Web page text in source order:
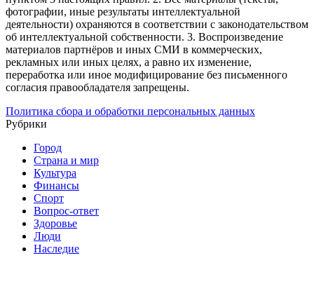
фотографии, иные результаты интеллектуальной
деятельности) охраняются в соответствии с законодательством
об интеллектуальной собственности. 3. Воспроизведение
материалов партнёров и иных СМИ в коммерческих,
рекламных или иных целях, а равно их изменение,
переработка или иное модифицирование без письменного
согласия правообладателя запрещены.
Политика сбора и обработки персональных данных
Рубрики
Город
Страна и мир
Культура
Финансы
Спорт
Вопрос-ответ
Здоровье
Люди
Наследие